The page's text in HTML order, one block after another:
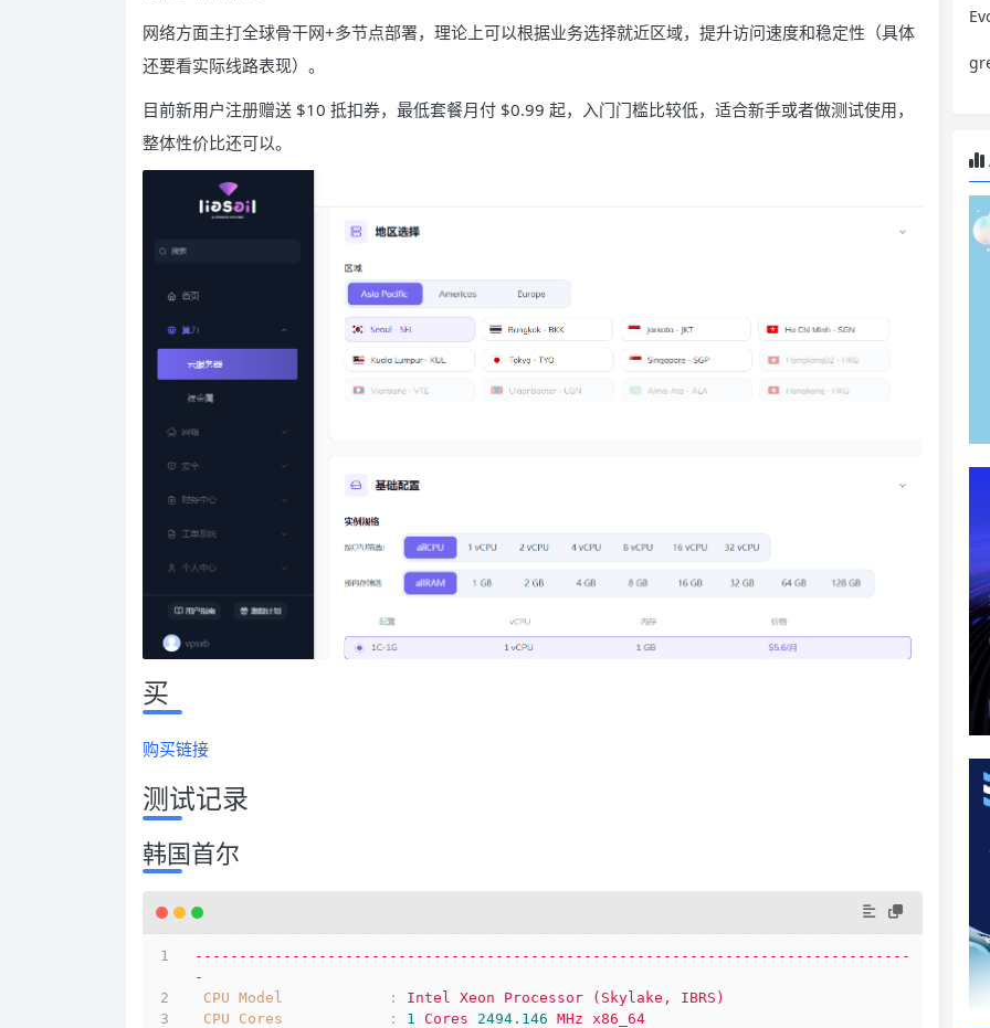
网络方面主打全球骨干网+多节点部署，理论上可以根据业务选择就近区域，提升访问速度和稳定性（具体
还要看实际线路表现）。
目前新用户注册赠送 $10 抵扣券，最低套餐月付 $0.99 起，入门门槛比较低，适合新手或者做测试使用，
整体性价比还可以。
买
购买链接
测试记录
韩国首尔
---------------------------------------------------------------------------------
-
CPU Model            :
Intel Xeon Processor (Skylake,
IBRS)
CPU Cores            :
1 Cores 2494.146 MHz
x86_64